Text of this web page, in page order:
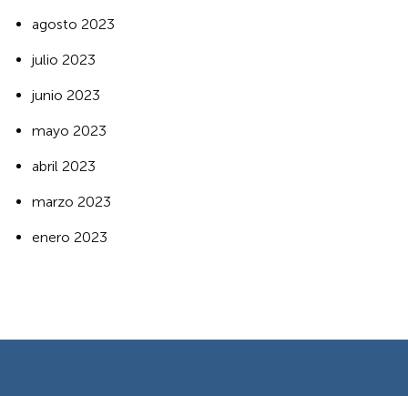
agosto 2023
julio 2023
junio 2023
mayo 2023
abril 2023
marzo 2023
enero 2023